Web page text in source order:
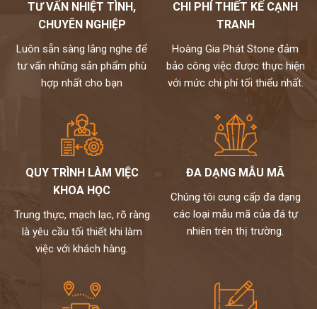
Đá nhân tạo solid surface S028
Ứng dụng trong thiết kế cầu thang nghệ thuật dạng đường cong
TƯ VẤN NHIỆT TÌNH,
CHUYÊN NGHIỆP
Luôn sẵn sàng lắng nghe để
tư vấn những sản phẩm phù
hợp nhất cho bạn
CHI PHÍ THIẾT KẾ CẠNH
TRANH
Hoàng Gia Phát Stone đảm
bảo công việc được thực hiện
với mức chi phí tối thiểu nhất.
QUY TRÌNH LÀM VIỆC
KHOA HỌC
Trung thực, mạch lạc, rõ ràng
là yêu cầu tối thiết khi làm
việc với khách hàng.
ĐA DẠNG MẪU MÃ
Chúng tôi cung cấp đa dạng
các loại mẫu mã của đá tự
nhiên trên thị trường.